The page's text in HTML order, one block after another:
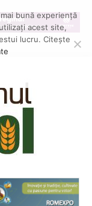
bună experiență
acest site,
lucru. Citește